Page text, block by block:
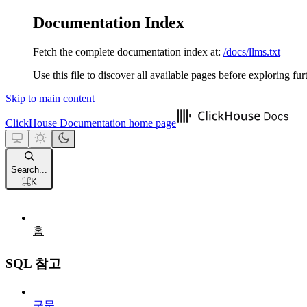
Documentation Index
Fetch the complete documentation index at: /docs/llms.txt
Use this file to discover all available pages before exploring
Skip to main content
ClickHouse Documentation home page
Search...
⌘K
홈
SQL 참고
구문